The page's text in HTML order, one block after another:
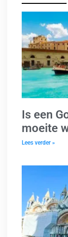
Is een
moeite
Lees verder »